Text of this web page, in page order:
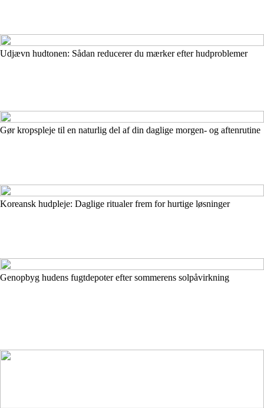
Udjævn hudtonen: Sådan reducerer du mærker efter hudproblemer
Gør kropspleje til en naturlig del af din daglige morgen- og aftenrutine
Koreansk hudpleje: Daglige ritualer frem for hurtige løsninger
Genopbyg hudens fugtdepoter efter sommerens solpåvirkning